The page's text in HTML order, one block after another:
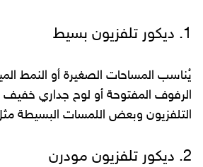
1. ديكور تلفزيون بسيط
يُناسب المساحات الصغيرة أو النمط
الرفوف المفتوحة أو لوح جداري
التلفزيون وبعض اللمسات البسيطة
2. ديكور تلفزيون مودرن